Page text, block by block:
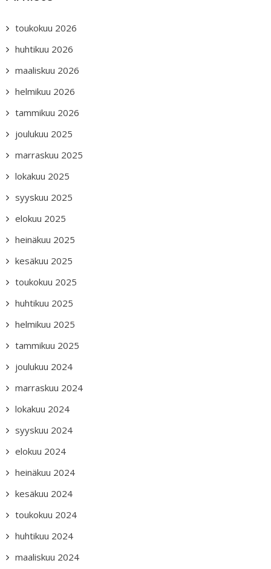
toukokuu 2026
huhtikuu 2026
maaliskuu 2026
helmikuu 2026
tammikuu 2026
joulukuu 2025
marraskuu 2025
lokakuu 2025
syyskuu 2025
elokuu 2025
heinäkuu 2025
kesäkuu 2025
toukokuu 2025
huhtikuu 2025
helmikuu 2025
tammikuu 2025
joulukuu 2024
marraskuu 2024
lokakuu 2024
syyskuu 2024
elokuu 2024
heinäkuu 2024
kesäkuu 2024
toukokuu 2024
huhtikuu 2024
maaliskuu 2024